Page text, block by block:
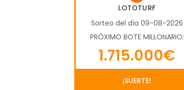
LOTOTURF
Sorteo del día 09-08-2026
PRÓXIMO BOTE MILLONARIO:
1.715.000€
¡SUERTE!